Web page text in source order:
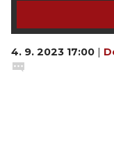
4. 9. 2023 17:00 |